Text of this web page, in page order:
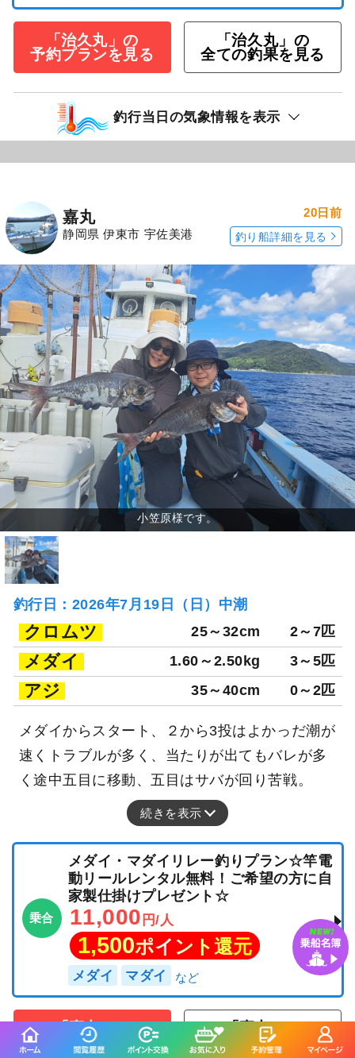
「治久丸」の
予約プランを見る
「治久丸」の
全ての釣果を見る
釣行当日の気象情報を表示
嘉丸
静岡県 伊東市 宇佐美港
20日前
釣り船詳細を見る
釣行日：2026年7月19日（日）中潮
クロムツ 25～32cm 2～7匹
メダイ 1.60～2.50kg 3～5匹
アジ 35～40cm 0～2匹
メダイからスタート、２から3投はよかっだ潮が
速くトラブルが多く、当たりが出てもバレが多
く途中五目に移動、五目はサバが回り苦戦。
続きを表示
乗合
メダイ・マダイリレー釣りプラン☆竿電
動リールレンタル無料！ご希望の方に自
家製仕掛けプレゼント☆
11,000 円/人
1,500ポイント還元
メダイ マダイ
「嘉丸」の
予約プランを見る
「嘉丸」の
全ての釣果を見る